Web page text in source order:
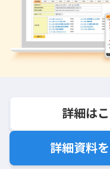
詳細は
詳細資料